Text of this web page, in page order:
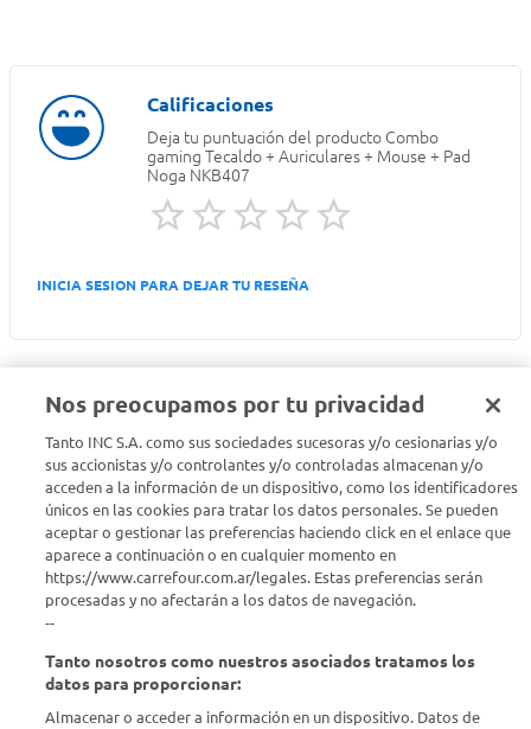
Deja tu puntuación del producto Combo
gaming Tecaldo + Auriculares + Mouse + Pad
Noga NKB407
INICIA SESION PARA DEJAR TU RESEÑA
Seguinos en :
Estamos para ayudarte
¿Tenés una consulta? Comunicate con nosotrosacá
Descubrí Carrefour
Conocenos
Nos preocupamos por tu privacidad
Tanto INC S.A. como sus sociedades sucesoras y/o cesionarias y/o
sus accionistas y/o controlantes y/o controladas almacenan y/o
acceden a la información de un dispositivo, como los identificadores
únicos en las cookies para tratar los datos personales. Se pueden
aceptar o gestionar las preferencias haciendo click en el enlace que
aparece a continuación o en cualquier momento en
https://www.carrefour.com.ar/legales. Estas preferencias serán
procesadas y no afectarán a los datos de navegación.
--
Tanto nosotros como nuestros asociados tratamos los
datos para proporcionar:
Almacenar o acceder a información en un dispositivo. Datos de